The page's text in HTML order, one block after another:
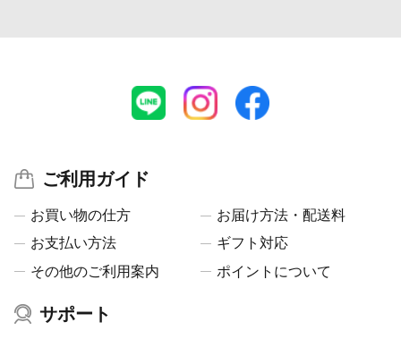
ご利用ガイド
お買い物の仕方
お届け方法・配送料
お支払い方法
ギフト対応
その他のご利用案内
ポイントについて
サポート